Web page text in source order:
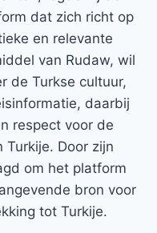
dat zich richt op
en relevante
van Rudaw, wil
de Turkse cultuur,
daarbij
respect voor de
Door zijn
om het platform
bron voor
tot Turkije.